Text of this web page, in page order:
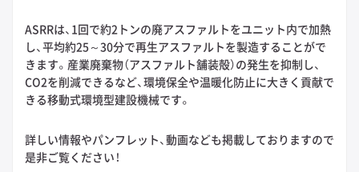
ASRRは、1回で約2トンの廃アスファルトをユニット内で加熱
し、平均約25～30分で再生アスファルトを製造することがで
きます。産業廃棄物（アスファルト舗装殻）の発生を抑制し、
CO2を削減できるなど、環境保全や温暖化防止に大きく貢献で
きる移動式環境型建設機械です。
詳しい情報やパンフレット、動画なども掲載しておりますので
是非ご覧ください！